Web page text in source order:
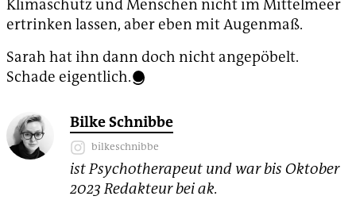
Klimaschutz und Menschen nicht im Mittelmeer
ertrinken lassen, aber eben mit Augenmaß.
Sarah hat ihn dann doch nicht angepöbelt.
Schade eigentlich.
Bilke Schnibbe
bilkeschnibbe
ist Psychotherapeut und war bis Oktober
2023 Redakteur bei ak.